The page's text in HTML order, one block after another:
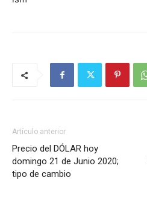
Artículo anterior
Precio del DÓLAR hoy
domingo 21 de Junio 2020;
tipo de cambio